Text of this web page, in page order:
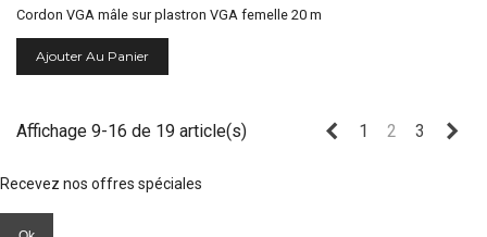
Cordon VGA mâle sur plastron VGA femelle 20 m
Ajouter Au Panier
Affichage 9-16 de 19 article(s) Précédent
1 2 3
Recevez nos offres spéciales